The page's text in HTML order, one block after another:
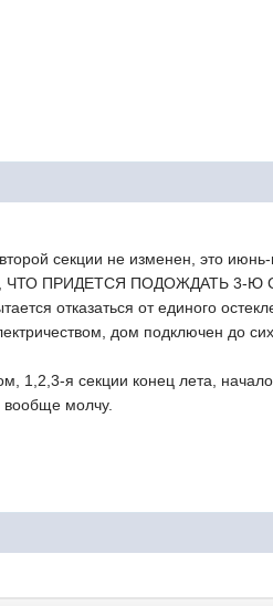
второй секции не изменен, это
ПРИДЕТСЯ ПОДОЖДАТЬ 3-Ю
от единого
дом подключен до
1,2,3-я секции конец лета,
молчу.